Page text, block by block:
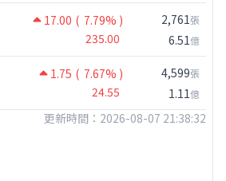
17.00 ( 7.79% )
235.00
2,761張
6.51億
1.75 ( 7.67% )
24.55
4,599張
1.11億
更新時間：2026-08-07 21:38:32